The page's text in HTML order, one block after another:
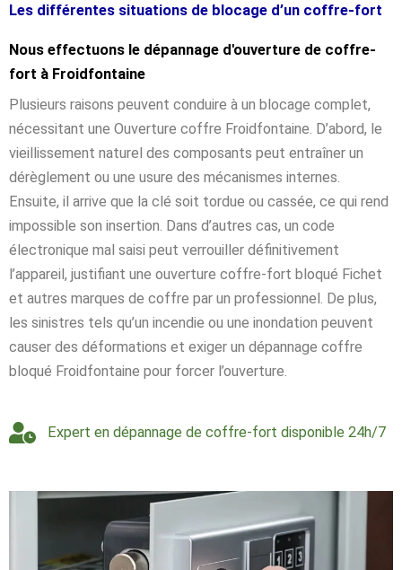
Les différentes situations de blocage d’un coffre-fort
Nous effectuons le dépannage d'ouverture de coffre-
fort à Froidfontaine
Plusieurs raisons peuvent conduire à un blocage complet,
nécessitant une Ouverture coffre Froidfontaine. D’abord, le
vieillissement naturel des composants peut entraîner un
dérèglement ou une usure des mécanismes internes.
Ensuite, il arrive que la clé soit tordue ou cassée, ce qui rend
impossible son insertion. Dans d’autres cas, un code
électronique mal saisi peut verrouiller définitivement
l’appareil, justifiant une ouverture coffre-fort bloqué Fichet
et autres marques de coffre par un professionnel. De plus,
les sinistres tels qu’un incendie ou une inondation peuvent
causer des déformations et exiger un dépannage coffre
bloqué Froidfontaine pour forcer l’ouverture.
Expert en dépannage de coffre-fort disponible 24h/7